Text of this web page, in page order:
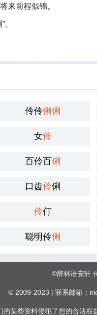
来前程似锦。
伶伶俐 俐
女伶
百伶百俐
口齿伶俐
伶仃
聪明伶俐
©辞林语安轩
© 2009-2023 | 联系邮箱：
某些资料侵犯了您的合法